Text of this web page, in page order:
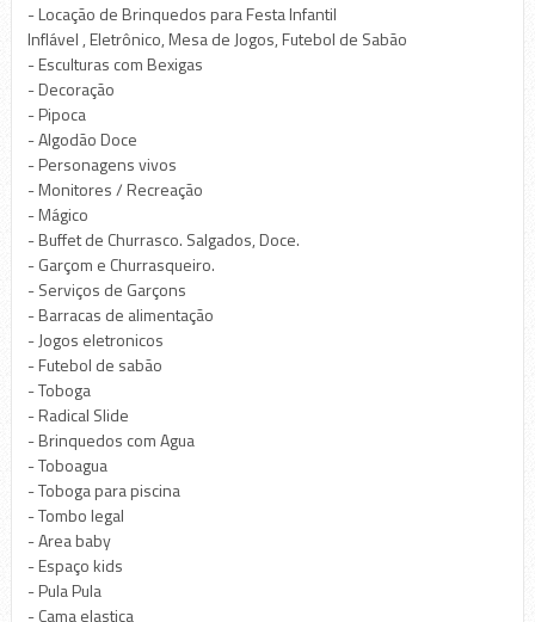
- Locação de Brinquedos para Festa Infantil
Inflável , Eletrônico, Mesa de Jogos, Futebol de Sabão
- Esculturas com Bexigas
- Decoração
- Pipoca
- Algodão Doce
- Personagens vivos
- Monitores / Recreação
- Mágico
- Buffet de Churrasco. Salgados, Doce.
- Garçom e Churrasqueiro.
- Serviços de Garçons
- Barracas de alimentação
- Jogos eletronicos
- Futebol de sabão
- Toboga
- Radical Slide
- Brinquedos com Agua
- Toboagua
- Toboga para piscina
- Tombo legal
- Area baby
- Espaço kids
- Pula Pula
- Cama elastica